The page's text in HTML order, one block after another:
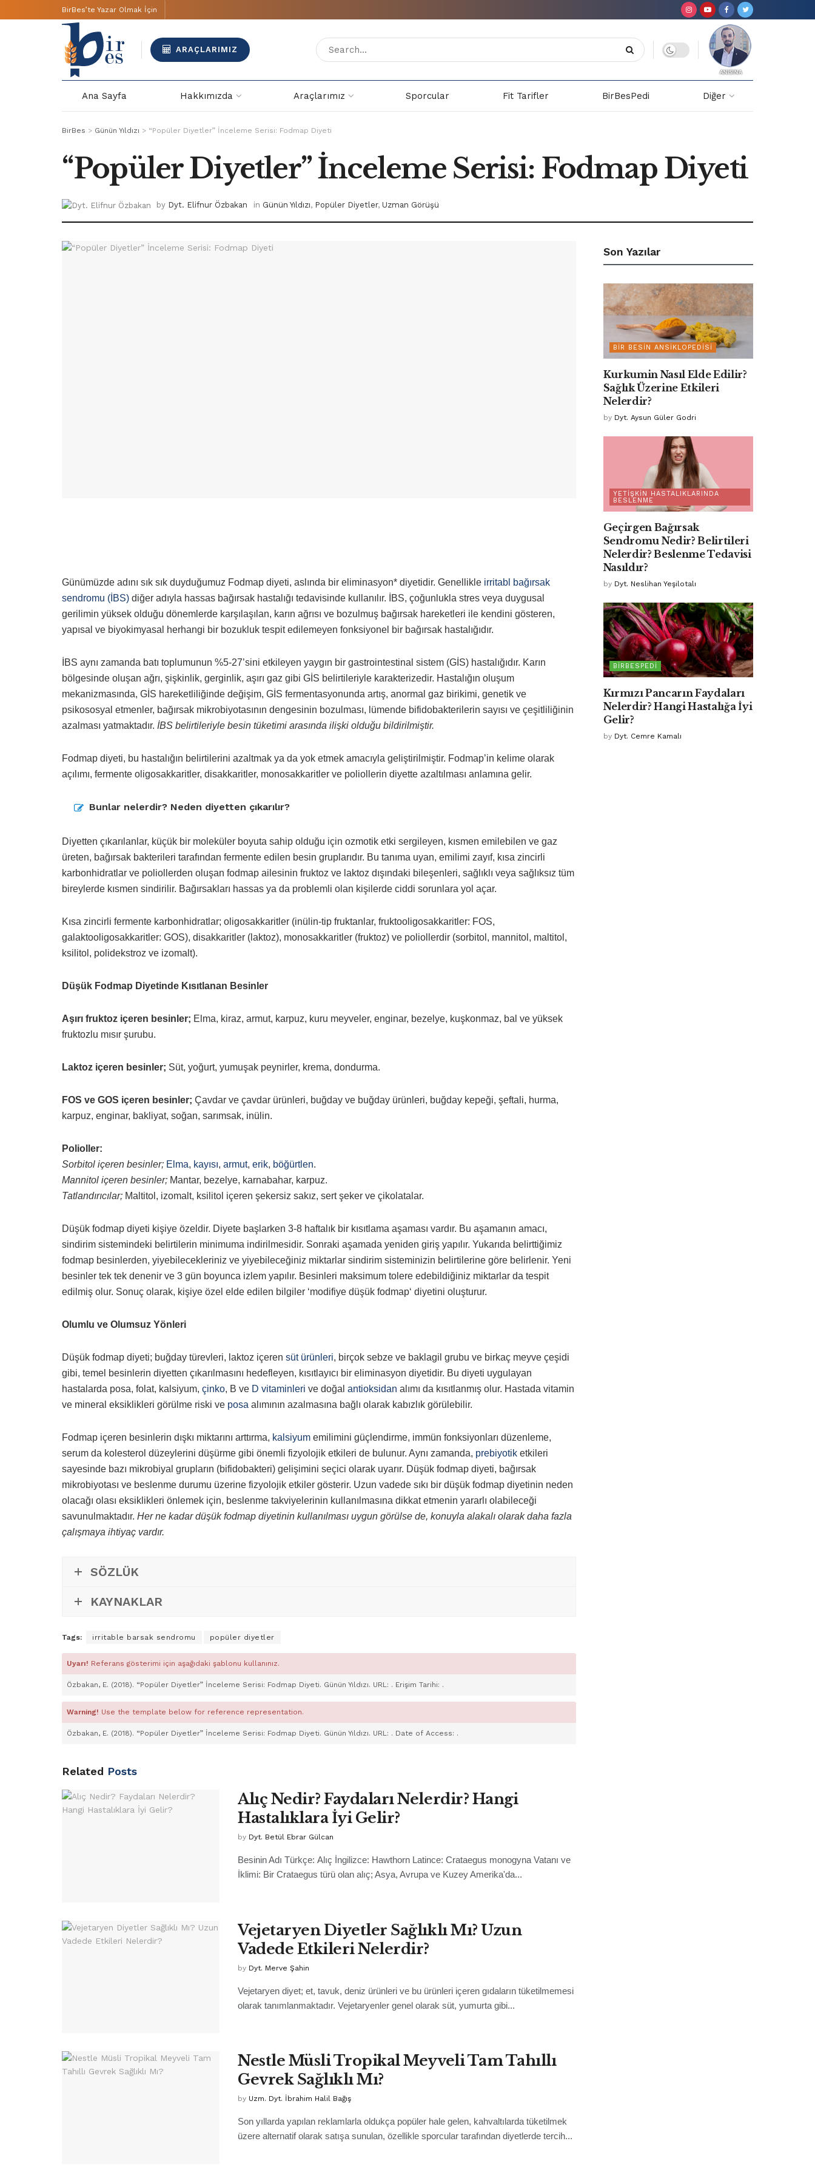
BirBes’te Yazar Olmak İçin
ARAÇLARIMIZ
Ana Sayfa Hakkımızda Araçlarımız Sporcular Fit Tarifler BirBesPedi Diğer
BirBes > Günün Yıldızı > “Popüler Diyetler” İnceleme Serisi: Fodmap Diyeti
“Popüler Diyetler” İnceleme Serisi: Fodmap Diyeti
by Dyt. Elifnur Özbakan in Günün Yıldızı, Popüler Diyetler, Uzman Görüşü
Günümüzde adını sık sık duyduğumuz Fodmap diyeti, aslında bir eliminasyon* diyetidir. Genellikle irritabl bağırsak
sendromu (İBS) diğer adıyla hassas bağırsak hastalığı tedavisinde kullanılır. İBS, çoğunlukla stres veya duygusal
gerilimin yüksek olduğu dönemlerde karşılaşılan, karın ağrısı ve bozulmuş bağırsak hareketleri ile kendini gösteren,
yapısal ve biyokimyasal herhangi bir bozukluk tespit edilemeyen fonksiyonel bir bağırsak hastalığıdır.
İBS aynı zamanda batı toplumunun %5-27’sini etkileyen yaygın bir gastrointestinal sistem (GİS) hastalığıdır. Karın
bölgesinde oluşan ağrı, şişkinlik, gerginlik, aşırı gaz gibi GİS belirtileriyle karakterizedir. Hastalığın oluşum
mekanizmasında, GİS hareketliliğinde değişim, GİS fermentasyonunda artış, anormal gaz birikimi, genetik ve
psikososyal etmenler, bağırsak mikrobiyotasının dengesinin bozulması, lümende bifidobakterilerin sayısı ve çeşitliliğinin
azalması yatmaktadır. İBS belirtileriyle besin tüketimi arasında ilişki olduğu bildirilmiştir.
Fodmap diyeti, bu hastalığın belirtilerini azaltmak ya da yok etmek amacıyla geliştirilmiştir. Fodmap’in kelime olarak
açılımı, fermente oligosakkaritler, disakkaritler, monosakkaritler ve poliollerin diyette azaltılması anlamına gelir.
Bunlar nelerdir? Neden diyetten çıkarılır?
Diyetten çıkarılanlar, küçük bir moleküler boyuta sahip olduğu için ozmotik etki sergileyen, kısmen emilebilen ve gaz
üreten, bağırsak bakterileri tarafından fermente edilen besin gruplarıdır. Bu tanıma uyan, emilimi zayıf, kısa zincirli
karbonhidratlar ve poliollerden oluşan fodmap ailesinin fruktoz ve laktoz dışındaki bileşenleri, sağlıklı veya sağlıksız tüm
bireylerde kısmen sindirilir. Bağırsakları hassas ya da problemli olan kişilerde ciddi sorunlara yol açar.
Kısa zincirli fermente karbonhidratlar; oligosakkaritler (inülin-tip fruktanlar, fruktooligosakkaritler: FOS,
galaktooligosakkaritler: GOS), disakkaritler (laktoz), monosakkaritler (fruktoz) ve poliollerdir (sorbitol, mannitol, maltitol,
ksilitol, polidekstroz ve izomalt).
Düşük Fodmap Diyetinde Kısıtlanan Besinler
Aşırı fruktoz içeren besinler; Elma, kiraz, armut, karpuz, kuru meyveler, enginar, bezelye, kuşkonmaz, bal ve yüksek
fruktozlu mısır şurubu.
Laktoz içeren besinler; Süt, yoğurt, yumuşak peynirler, krema, dondurma.
FOS ve GOS içeren besinler; Çavdar ve çavdar ürünleri, buğday ve buğday ürünleri, buğday kepeği, şeftali, hurma,
karpuz, enginar, bakliyat, soğan, sarımsak, inülin.
Polioller:
Sorbitol içeren besinler; Elma, kayısı, armut, erik, böğürtlen.
Mannitol içeren besinler; Mantar, bezelye, karnabahar, karpuz.
Tatlandırıcılar; Maltitol, izomalt, ksilitol içeren şekersiz sakız, sert şeker ve çikolatalar.
Düşük fodmap diyeti kişiye özeldir. Diyete başlarken 3-8 haftalık bir kısıtlama aşaması vardır. Bu aşamanın amacı,
sindirim sistemindeki belirtilerin minimuma indirilmesidir. Sonraki aşamada yeniden giriş yapılır. Yukarıda belirttiğimiz
fodmap besinlerden, yiyebilecekleriniz ve yiyebileceğiniz miktarlar sindirim sisteminizin belirtilerine göre belirlenir. Yeni
besinler tek tek denenir ve 3 gün boyunca izlem yapılır. Besinleri maksimum tolere edebildiğiniz miktarlar da tespit
edilmiş olur. Sonuç olarak, kişiye özel elde edilen bilgiler ‘modifiye düşük fodmap‘ diyetini oluşturur.
Olumlu ve Olumsuz Yönleri
Düşük fodmap diyeti; buğday türevleri, laktoz içeren süt ürünleri, birçok sebze ve baklagil grubu ve birkaç meyve çeşidi
gibi, temel besinlerin diyetten çıkarılmasını hedefleyen, kısıtlayıcı bir eliminasyon diyetidir. Bu diyeti uygulayan
hastalarda posa, folat, kalsiyum, çinko, B ve D vitaminleri ve doğal antioksidan alımı da kısıtlanmış olur. Hastada vitamin
ve mineral eksiklikleri görülme riski ve posa alımının azalmasına bağlı olarak kabızlık görülebilir.
Fodmap içeren besinlerin dışkı miktarını arttırma, kalsiyum emilimini güçlendirme, immün fonksiyonları düzenleme,
serum da kolesterol düzeylerini düşürme gibi önemli fizyolojik etkileri de bulunur. Aynı zamanda, prebiyotik etkileri
sayesinde bazı mikrobiyal grupların (bifidobakteri) gelişimini seçici olarak uyarır. Düşük fodmap diyeti, bağırsak
mikrobiyotası ve beslenme durumu üzerine fizyolojik etkiler gösterir. Uzun vadede sıkı bir düşük fodmap diyetinin neden
olacağı olası eksiklikleri önlemek için, beslenme takviyelerinin kullanılmasına dikkat etmenin yararlı olabileceği
savunulmaktadır. Her ne kadar düşük fodmap diyetinin kullanılması uygun görülse de, konuyla alakalı olarak daha fazla
çalışmaya ihtiyaç vardır.
SÖZLÜK
KAYNAKLAR
Tags: irritable barsak sendromu popüler diyetler
Uyarı! Referans gösterimi için aşağıdaki şablonu kullanınız.
Özbakan, E. (2018). “Popüler Diyetler” İnceleme Serisi: Fodmap Diyeti. Günün Yıldızı. URL: . Erişim Tarihi: .
Warning! Use the template below for reference representation.
Özbakan, E. (2018). “Popüler Diyetler” İnceleme Serisi: Fodmap Diyeti. Günün Yıldızı. URL: . Date of Access: .
Related Posts
Alıç Nedir? Faydaları Nelerdir? Hangi
Hastalıklara İyi Gelir?
by Dyt. Betül Ebrar Gülcan
Besinin Adı Türkçe: Alıç İngilizce: Hawthorn Latince: Crataegus monogyna Vatanı ve
İklimi: Bir Crataegus türü olan alıç; Asya, Avrupa ve Kuzey Amerika'da...
Vejetaryen Diyetler Sağlıklı Mı? Uzun
Vadede Etkileri Nelerdir?
by Dyt. Merve Şahin
Vejetaryen diyet; et, tavuk, deniz ürünleri ve bu ürünleri içeren gıdaların tüketilmemesi
olarak tanımlanmaktadır. Vejetaryenler genel olarak süt, yumurta gibi...
Nestle Müsli Tropikal Meyveli Tam Tahıllı
Gevrek Sağlıklı Mı?
by Uzm. Dyt. İbrahim Halil Bağış
Son yıllarda yapılan reklamlarla oldukça popüler hale gelen, kahvaltılarda tüketilmek
üzere alternatif olarak satışa sunulan, özellikle sporcular tarafından diyetlerde tercih...
Son Yazılar
BIR BESIN ANSIKLOPEDISI
Kurkumin Nasıl Elde Edilir?
Sağlık Üzerine Etkileri
Nelerdir?
by Dyt. Aysun Güler Godri
YETIŞKIN HASTALIKLARINDA
BESLENME
Geçirgen Bağırsak
Sendromu Nedir? Belirtileri
Nelerdir? Beslenme Tedavisi
Nasıldır?
by Dyt. Neslihan Yeşilotalı
BIRBESPEDI
Kırmızı Pancarın Faydaları
Nelerdir? Hangi Hastalığa İyi
Gelir?
by Dyt. Cemre Kamalı